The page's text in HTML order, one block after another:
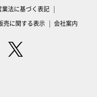
業法に基づく表記
売に関する表示 会社案内